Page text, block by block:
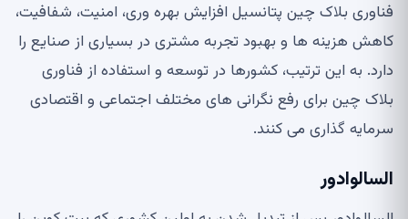
فناوری بلاک چین پتانسیل افزایش بهره وری، امنیت، شفافیت،
کاهش هزینه ها و بهبود تجربه مشتری در بسیاری از صنایع را
دارد. به این ترتیب، کشورها در توسعه و استفاده از فناوری
بلاک چین برای رفع نگرانی های مختلف اجتماعی و اقتصادی
سرمایه گذاری می کنند.
السالوادور